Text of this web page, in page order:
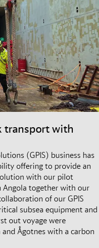
transport with
(GPIS) business has
offering to provide an
with our pilot
Angola together with our
of our GPIS
subsea equipment and
out voyage were
Ågotnes with a carbon